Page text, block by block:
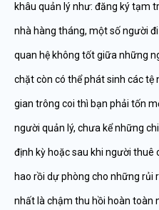
khâu quản lý như: đăng ký tạm
nhà hàng tháng, một số người
quan hệ không tốt giữa những
chặt còn có thể phát sinh các tệ
gian trông coi thì bạn phải tốn
người quản lý, chưa kể những
định kỳ hoặc sau khi người
hao rồi dự phòng cho những rủi
nhất là chậm thu hồi hoàn toàn